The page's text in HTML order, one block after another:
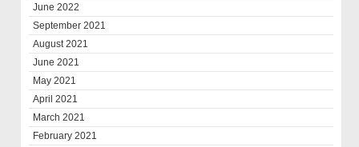
June 2022
September 2021
August 2021
June 2021
May 2021
April 2021
March 2021
February 2021